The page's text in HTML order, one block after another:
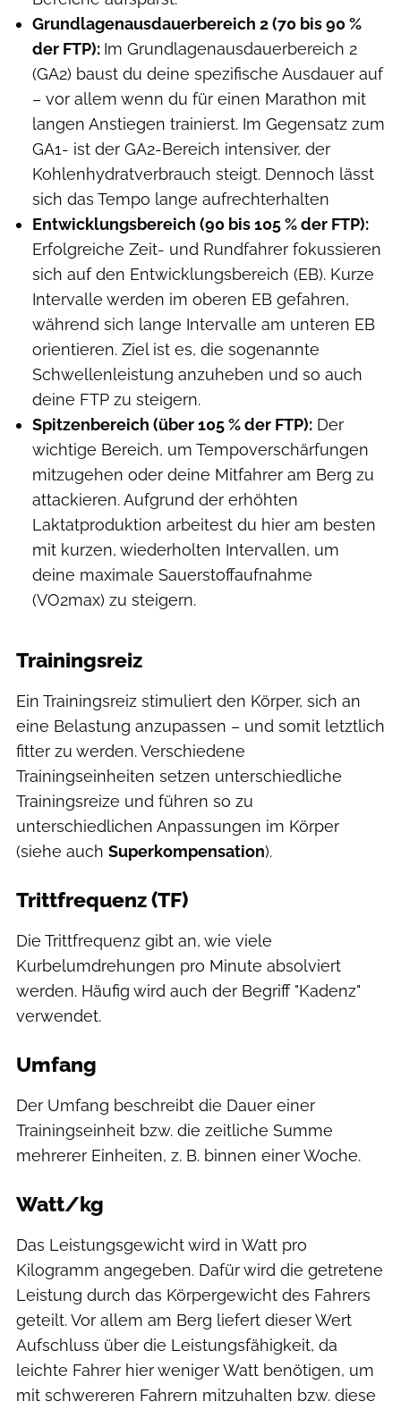
Grundlagenausdauerbereich 2 (70 bis 90 %
der FTP): Im Grundlagenausdauerbereich 2
(GA2) baust du deine spezifische Ausdauer auf
– vor allem wenn du für einen Marathon mit
langen Anstiegen trainierst. Im Gegensatz zum
GA1- ist der GA2-Bereich intensiver, der
Kohlenhydratverbrauch steigt. Dennoch lässt
sich das Tempo lange aufrechterhalten
Entwicklungsbereich (90 bis 105 % der FTP):
Erfolgreiche Zeit- und Rundfahrer fokussieren
sich auf den Entwicklungsbereich (EB). Kurze
Intervalle werden im oberen EB gefahren,
während sich lange Intervalle am unteren EB
orientieren. Ziel ist es, die sogenannte
Schwellenleistung anzuheben und so auch
deine FTP zu steigern.
Spitzenbereich (über 105 % der FTP): Der
wichtige Bereich, um Tempoverschärfungen
mitzugehen oder deine Mitfahrer am Berg zu
attackieren. Aufgrund der erhöhten
Laktatproduktion arbeitest du hier am besten
mit kurzen, wiederholten Intervallen, um
deine maximale Sauerstoffaufnahme
(VO2max) zu steigern.
Trainingsreiz
Ein Trainingsreiz stimuliert den Körper, sich an
eine Belastung anzupassen – und somit letztlich
fitter zu werden. Verschiedene
Trainingseinheiten setzen unterschiedliche
Trainingsreize und führen so zu
unterschiedlichen Anpassungen im Körper
(siehe auch Superkompensation).
Trittfrequenz (TF)
Die Trittfrequenz gibt an, wie viele
Kurbelumdrehungen pro Minute absolviert
werden. Häufig wird auch der Begriff "Kadenz"
verwendet.
Umfang
Der Umfang beschreibt die Dauer einer
Trainingseinheit bzw. die zeitliche Summe
mehrerer Einheiten, z. B. binnen einer Woche.
Watt/kg
Das Leistungsgewicht wird in Watt pro
Kilogramm angegeben. Dafür wird die getretene
Leistung durch das Körpergewicht des Fahrers
geteilt. Vor allem am Berg liefert dieser Wert
Aufschluss über die Leistungsfähigkeit, da
leichte Fahrer hier weniger Watt benötigen, um
mit schwereren Fahrern mitzuhalten bzw. diese